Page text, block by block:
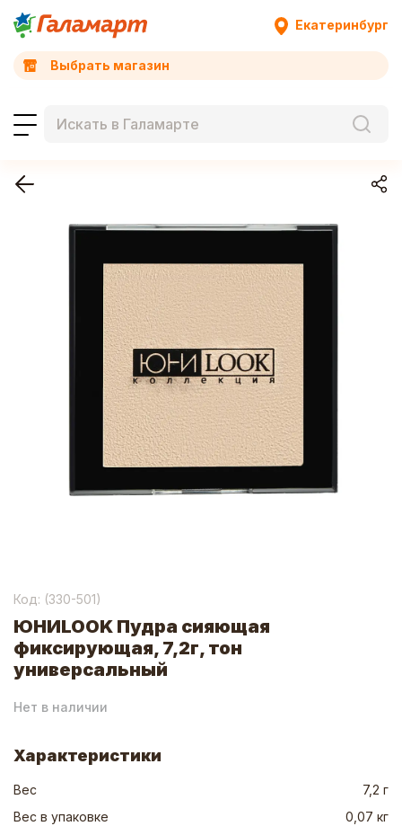
Екатеринбург
Выбрать магазин
Код: (330-501)
ЮНИLOOK Пудра сияющая
фиксирующая, 7,2г, тон
универсальный
Нет в наличии
Характеристики
Вес
7,2 г
Вес в упаковке
0,07 кг